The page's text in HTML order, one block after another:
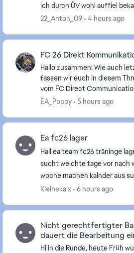
ich durch ÜV wohl auffiel
Jetzt probiere ich seit Tagen
22_Anton_09 4 hours ago
FC 26 Direkt
Hallo zusammen! Wie auch letztes Jahr für FC 25,
fassen wir euch in diesem
vom FC Direct
auf Deutsch zusammen, da
EA_Poppy 5 hours ago
Ea fc26 lager
Hall ea team fc26 träninge
sucht welchte tage vor nach
woche machen kalnder aus
Kleinekalx
6 hours ago
Nicht gerechtfertigter
dauert die Bearbeitung
Hi in die Runde, heute Früh